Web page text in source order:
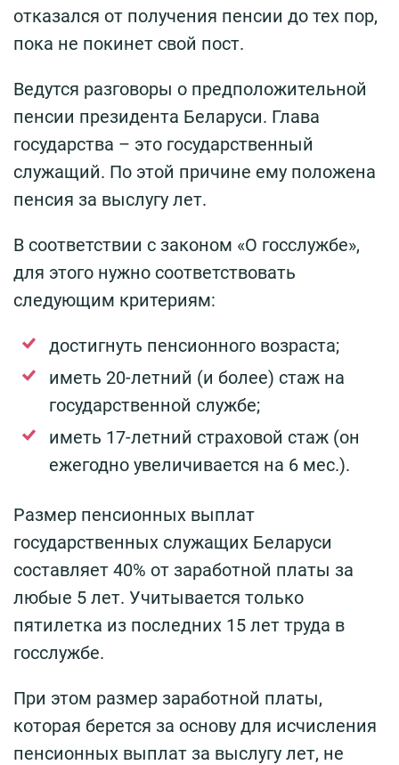
отказался от получения пенсии до тех пор,
пока не покинет свой пост.
Ведутся разговоры о предположительной
пенсии президента Беларуси. Глава
государства – это государственный
служащий. По этой причине ему положена
пенсия за выслугу лет.
В соответствии с законом «О госслужбе»,
для этого нужно соответствовать
следующим критериям:
достигнуть пенсионного возраста;
иметь 20-летний (и более) стаж на
государственной службе;
иметь 17-летний страховой стаж (он
ежегодно увеличивается на 6 мес.).
Размер пенсионных выплат
государственных служащих Беларуси
составляет 40% от заработной платы за
любые 5 лет. Учитывается только
пятилетка из последних 15 лет труда в
госслужбе.
При этом размер заработной платы,
которая берется за основу для исчисления
пенсионных выплат за выслугу лет, не